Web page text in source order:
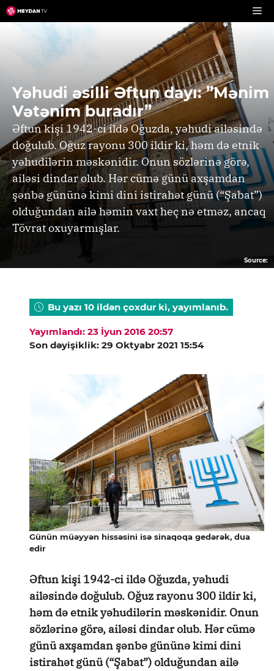
Skip
to
Yəhudi əsilli Əftun dayı: ”Mənim
Vətənim buradır”
Əftun kişi 1942-ci ildə Oğuzda, yəhudi ailəsində
doğulub. Oğuz rayonu 300 ildir ki, həm də etnik
yəhudilərin məskənidir. Onun sözlərinə görə,
ailəsi dindar olub. Hər cümə günü axşamdan
şənbə gününə kimi dini istirahət günü (“Şabat”)
olduğundan ailə həmin vaxt heç nə etməz, ancaq
Tövrat oxuyarmışlar.
Source:
Bu yazı 10 ildən çoxdur ki, yayımlanıb.
Yayımlandı: 23 İyun 2016 20:57
Son dəyişiklik: 29 Oktyabr 2021 15:54
Günün müəyyən hissəsini isə sinaqoqa gedərək, dua
edir
Əftun kişi 1942-ci ildə Oğuzda, yəhudi
ailəsində doğulub. Oğuz rayonu 300 ildir ki,
həm də etnik yəhudilərin məskənidir. Onun
sözlərinə görə, ailəsi dindar olub. Hər cümə
günü axşamdan şənbə gününə kimi dini
istirahət günü (“Şabat”) olduğundan ailə